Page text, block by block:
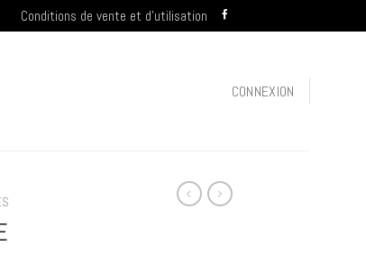
Conditions de vente et d’utilisation
CONNEXION